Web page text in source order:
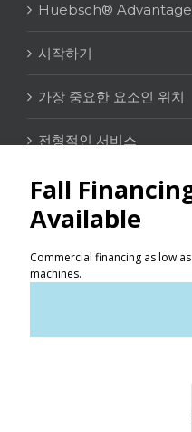
Huebsch® Advantage
시작하기
가장 중요한 요소인 위치
전형적인 서비스
연락처
위치 찾기